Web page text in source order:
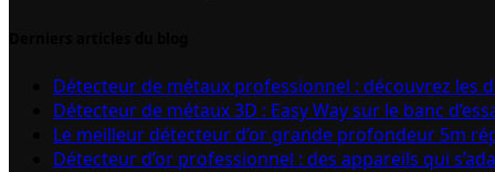
Détecteur de métaux professionnel : découvrez les
Détecteur de métaux 3D : Easy Way sur le banc
Le meilleur détecteur d’or grande profondeur 5m
Détecteur d’or professionnel : des appareils qui